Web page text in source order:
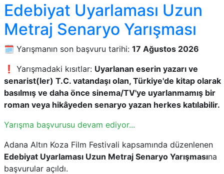
Edebiyat Uyarlaması Uzun
Metraj Senaryo Yarışması
🗓️ Yarışmanın son başvuru tarihi: 17 Ağustos 2026
❗ Yarışmadaki kısıtlar: Uyarlanan eserin yazarı ve
senarist(ler) T.C. vatandaşı olan, Türkiye'de kitap olarak
basılmış ve daha önce sinema/TV'ye uyarlanmamış bir
roman veya hikâyeden senaryo yazan herkes katılabilir.
Yarışma başvurusu devam ediyor...
Adana Altın Koza Film Festivali kapsamında düzenlenen
Edebiyat Uyarlaması Uzun Metraj Senaryo Yarışmasına
başvurular açıldı.